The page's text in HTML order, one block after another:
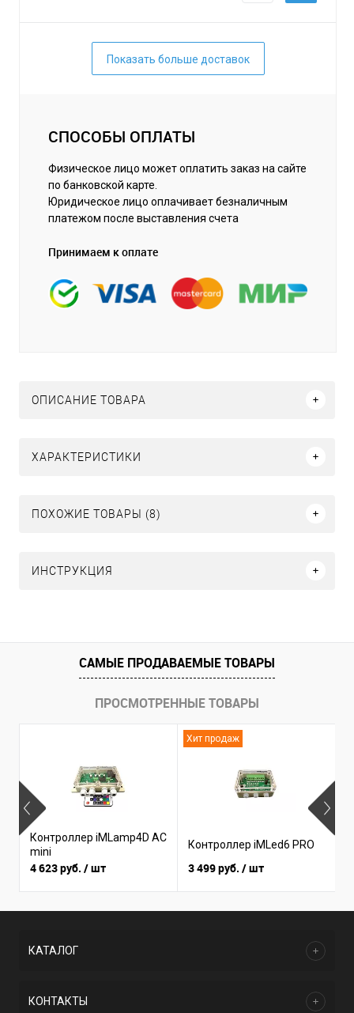
Показать больше доставок
СПОСОБЫ ОПЛАТЫ
Физическое лицо может оплатить заказ на сайте
по банковской карте.
Юридическое лицо оплачивает безналичным
платежом после выставления счета
Принимаем к оплате
ОПИСАНИЕ ТОВАРА
ХАРАКТЕРИСТИКИ
ПОХОЖИЕ ТОВАРЫ (8)
ИНСТРУКЦИЯ
САМЫЕ ПРОДАВАЕМЫЕ ТОВАРЫ
ПРОСМОТРЕННЫЕ ТОВАРЫ
Контроллер iMLamp4D AC
mini
4 623 руб. / шт
Хит продаж
Контроллер iMLed6 PRO
3 499 руб. / шт
КАТАЛОГ
КОНТАКТЫ